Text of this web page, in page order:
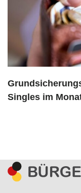
Singles im